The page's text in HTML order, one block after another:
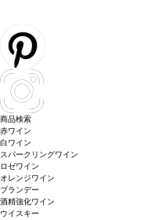
商品検索
赤ワイン
白ワイン
スパークリングワイン
ロゼワイン
オレンジワイン
ブランデー
酒精強化ワイン
ウイスキー